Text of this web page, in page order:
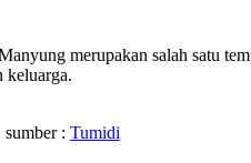
merupakan salah satu
keluarga.
: Tumidi